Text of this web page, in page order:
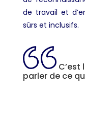
de travail et
sûrs et inclusifs.
C’est
parler de ce